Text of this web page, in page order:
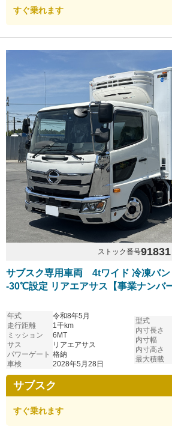
すぐ乗れます
ストック番号91831
サブスク専用車両 4tワイド 冷凍バン
-30℃設定 リアエアサス【事業ナンバ
年式
令和8年5月
走行距離
1千km
ミッション
6MT
サス
リアエアサス
パワーゲート 格納
車検
2028年5月28日
型式
内寸長さ
内寸幅
内寸高さ
最大積載
サブスク
すぐ乗れます